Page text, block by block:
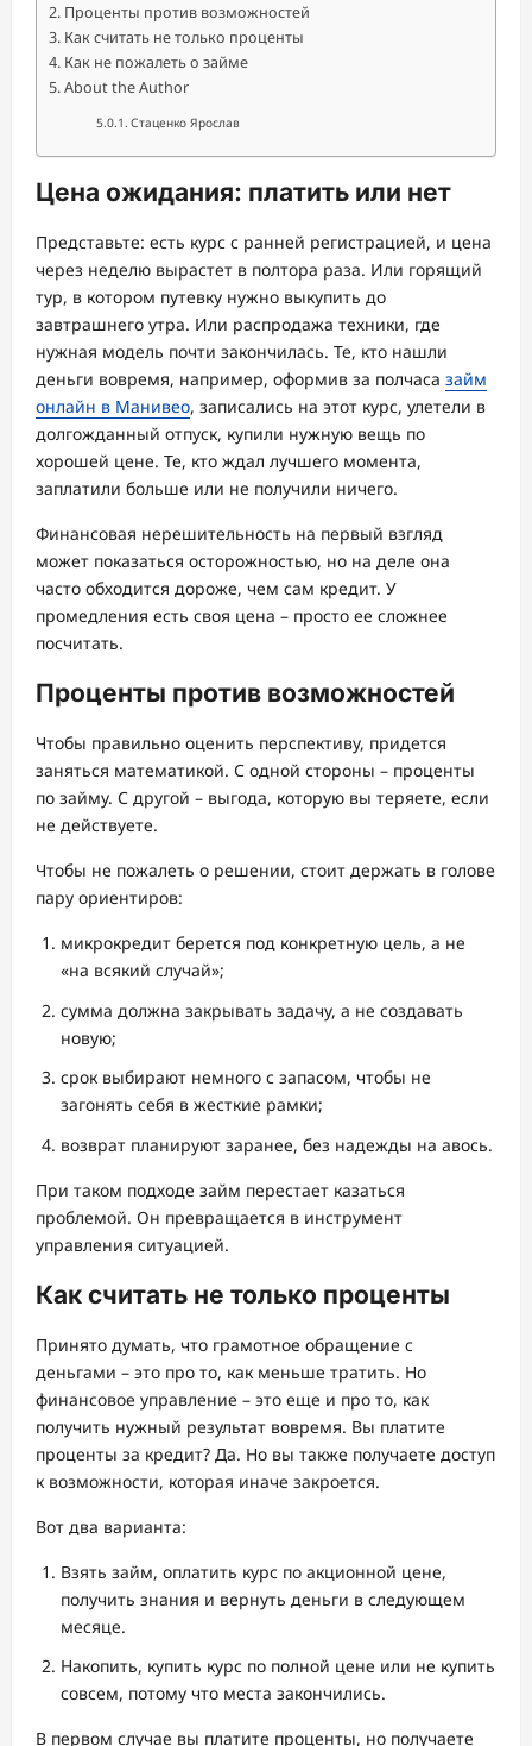
Проценты против возможностей
Как считать не только проценты
Как не пожалеть о займе
About the Author
Стаценко Ярослав
Цена ожидания: платить или нет
Представьте: есть курс с ранней регистрацией, и цена
через неделю вырастет в полтора раза. Или горящий
тур, в котором путевку нужно выкупить до
завтрашнего утра. Или распродажа техники, где
нужная модель почти закончилась. Те, кто нашли
деньги вовремя, например, оформив за полчаса займ
онлайн в Манивео, записались на этот курс, улетели в
долгожданный отпуск, купили нужную вещь по
хорошей цене. Те, кто ждал лучшего момента,
заплатили больше или не получили ничего.
Финансовая нерешительность на первый взгляд
может показаться осторожностью, но на деле она
часто обходится дороже, чем сам кредит. У
промедления есть своя цена – просто ее сложнее
посчитать.
Проценты против возможностей
Чтобы правильно оценить перспективу, придется
заняться математикой. С одной стороны – проценты
по займу. С другой – выгода, которую вы теряете, если
не действуете.
Чтобы не пожалеть о решении, стоит держать в голове
пару ориентиров:
микрокредит берется под конкретную цель, а не
«на всякий случай»;
сумма должна закрывать задачу, а не создавать
новую;
срок выбирают немного с запасом, чтобы не
загонять себя в жесткие рамки;
возврат планируют заранее, без надежды на авось.
При таком подходе займ перестает казаться
проблемой. Он превращается в инструмент
управления ситуацией.
Как считать не только проценты
Принято думать, что грамотное обращение с
деньгами – это про то, как меньше тратить. Но
финансовое управление – это еще и про то, как
получить нужный результат вовремя. Вы платите
проценты за кредит? Да. Но вы также получаете доступ
к возможности, которая иначе закроется.
Вот два варианта:
Взять займ, оплатить курс по акционной цене,
получить знания и вернуть деньги в следующем
месяце.
Накопить, купить курс по полной цене или не купить
совсем, потому что места закончились.
В первом случае вы платите проценты, но получаете